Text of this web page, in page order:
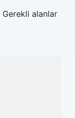
Gerekli alanlar